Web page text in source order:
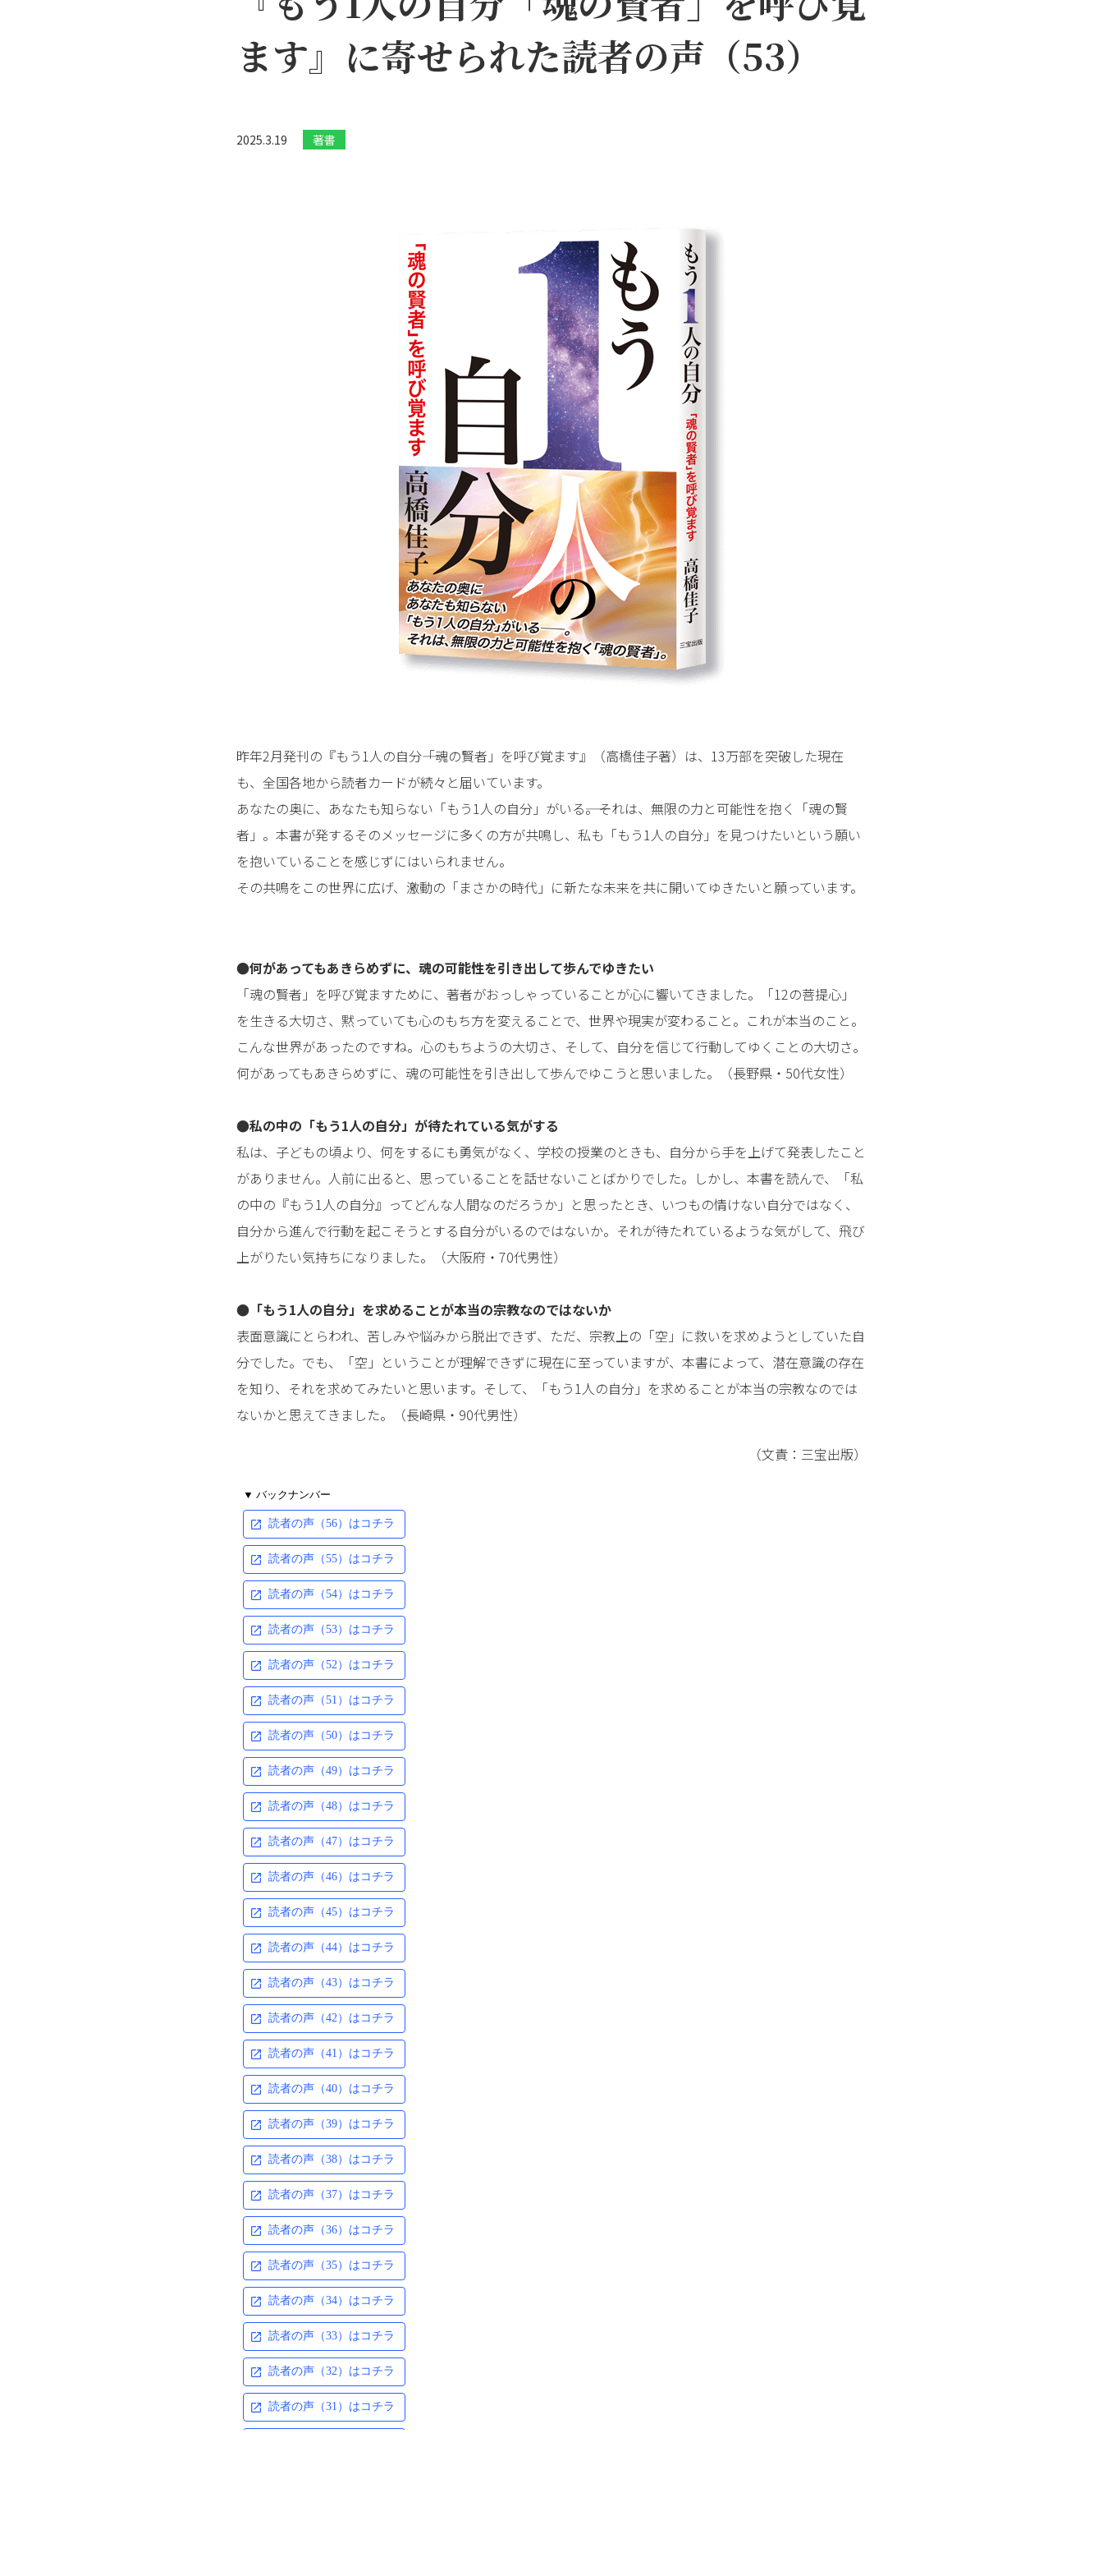
ます』に寄せられた読者の声（53）
2025.3.19 著書
昨年2月発刊の『もう1人の自分――「魂の賢者」を呼び覚ます』（高橋佳子著）は、13万部を突破した現在
も、全国各地から読者カードが続々と届いています。
あなたの奥に、あなたも知らない「もう1人の自分」がいる――。それは、無限の力と可能性を抱く「魂の賢
者」。本書が発するそのメッセージに多くの方が共鳴し、私も「もう1人の自分」を見つけたいという願い
を抱いていることを感じずにはいられません。
その共鳴をこの世界に広げ、激動の「まさかの時代」に新たな未来を共に開いてゆきたいと願っています。
●何があってもあきらめずに、魂の可能性を引き出して歩んでゆきたい
「魂の賢者」を呼び覚ますために、著者がおっしゃっていることが心に響いてきました。「12の菩提心」
を生きる大切さ、黙っていても心のもち方を変えることで、世界や現実が変わること。これが本当のこと。
こんな世界があったのですね。心のもちようの大切さ、そして、自分を信じて行動してゆくことの大切さ。
何があってもあきらめずに、魂の可能性を引き出して歩んでゆこうと思いました。（長野県・50代女性）
●私の中の「もう1人の自分」が待たれている気がする
私は、子どもの頃より、何をするにも勇気がなく、学校の授業のときも、自分から手を上げて発表したこと
がありません。人前に出ると、思っていることを話せないことばかりでした。しかし、本書を読んで、「私
の中の『もう1人の自分』ってどんな人間なのだろうか」と思ったとき、いつもの情けない自分ではなく、
自分から進んで行動を起こそうとする自分がいるのではないか。それが待たれているような気がして、飛び
上がりたい気持ちになりました。（大阪府・70代男性）
●「もう1人の自分」を求めることが本当の宗教なのではないか
表面意識にとらわれ、苦しみや悩みから脱出できず、ただ、宗教上の「空」に救いを求めようとしていた自
分でした。でも、「空」ということが理解できずに現在に至っていますが、本書によって、潜在意識の存在
を知り、それを求めてみたいと思います。そして、「もう1人の自分」を求めることが本当の宗教なのでは
ないかと思えてきました。（長崎県・90代男性）
（文責：三宝出版）